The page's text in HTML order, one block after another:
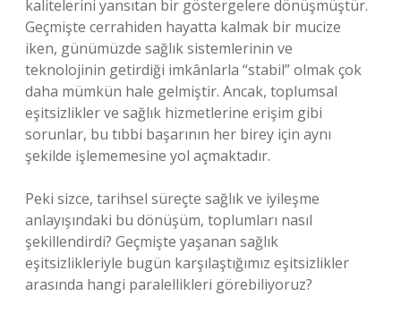
kalitelerini yansıtan bir göstergelere dönüşmüştür.
Geçmişte cerrahiden hayatta kalmak bir mucize
iken, günümüzde sağlık sistemlerinin ve
teknolojinin getirdiği imkânlarla “stabil” olmak çok
daha mümkün hale gelmiştir. Ancak, toplumsal
eşitsizlikler ve sağlık hizmetlerine erişim gibi
sorunlar, bu tıbbi başarının her birey için aynı
şekilde işlememesine yol açmaktadır.
Peki sizce, tarihsel süreçte sağlık ve iyileşme
anlayışındaki bu dönüşüm, toplumları nasıl
şekillendirdi? Geçmişte yaşanan sağlık
eşitsizlikleriyle bugün karşılaştığımız eşitsizlikler
arasında hangi paralellikleri görebiliyoruz?